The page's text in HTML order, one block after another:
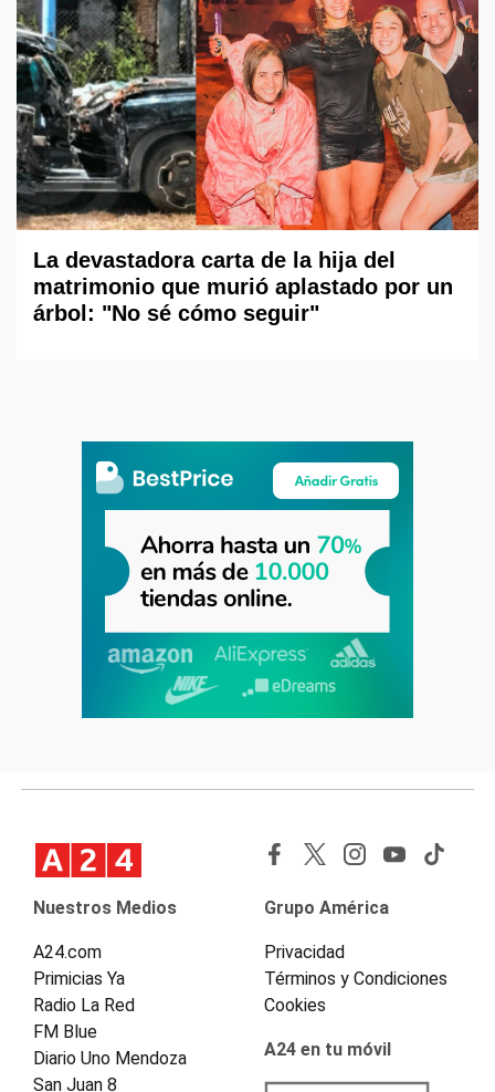
La devastadora carta de la hija del
matrimonio que murió aplastado por un
árbol: "No sé cómo seguir"
Nuestros Medios
A24.com
Primicias Ya
Radio La Red
FM Blue
Diario Uno Mendoza
San Juan 8
Grupo América
Privacidad
Términos y Condiciones
Cookies
A24 en tu móvil